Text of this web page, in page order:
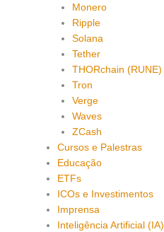
Monero
Ripple
Solana
Tether
THORchain (RUNE)
Tron
Verge
Waves
ZCash
Cursos e Palestras
Educação
ETFs
ICOs e Investimentos
Imprensa
Inteligência Artificial (IA)